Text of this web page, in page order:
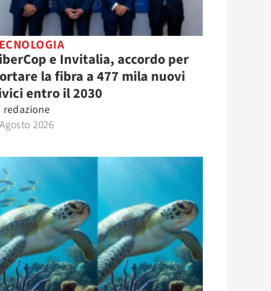
e Invitalia, accordo per
la fibra a 477 mila nuovi
entro il 2030
redazione
2026